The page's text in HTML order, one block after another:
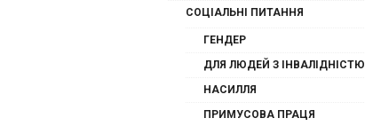
СОЦІАЛЬНІ ПИТАННЯ
ГЕНДЕР
ДЛЯ ЛЮДЕЙ З ІНВАЛІДНІСТЮ
НАСИЛЛЯ
ПРИМУСОВА ПРАЦЯ